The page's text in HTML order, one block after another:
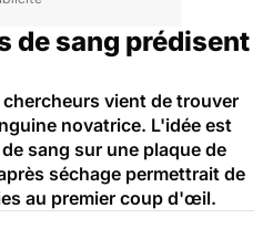
de sang prédisent
vient de trouver
novatrice. L'idée est
sang sur une plaque de
séchage permettrait de
au premier coup d'œil.